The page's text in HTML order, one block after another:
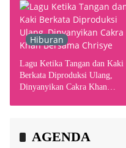
Hiburan
Lagu Ketika Tangan dan Kaki
Berkata Diproduksi Ulang,
Dinyanyikan Cakra Khan
AGENDA